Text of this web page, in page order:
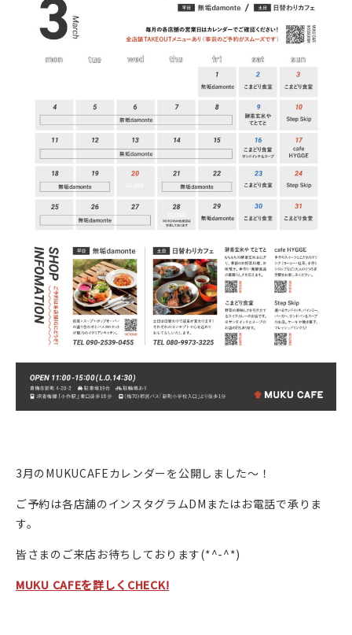
3月のMUKUCAFEカレンダーを公開しました〜！
ご予約は各店舗のインスタグラムDMまたはお電話で承りま
す。
皆さまのご来店お待ちしております(*^-^*)
MUKU CAFEを詳しくCHECK!